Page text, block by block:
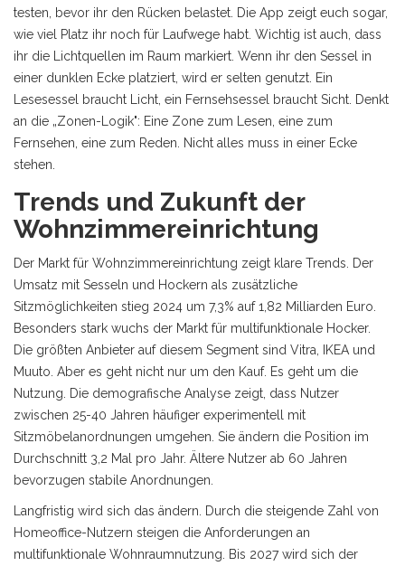
testen, bevor ihr den Rücken belastet. Die App zeigt euch sogar,
wie viel Platz ihr noch für Laufwege habt. Wichtig ist auch, dass
ihr die Lichtquellen im Raum markiert. Wenn ihr den Sessel in
einer dunklen Ecke platziert, wird er selten genutzt. Ein
Lesesessel braucht Licht, ein Fernsehsessel braucht Sicht. Denkt
an die „Zonen-Logik": Eine Zone zum Lesen, eine zum
Fernsehen, eine zum Reden. Nicht alles muss in einer Ecke
stehen.
Trends und Zukunft der
Wohnzimmereinrichtung
Der Markt für Wohnzimmereinrichtung zeigt klare Trends. Der
Umsatz mit Sesseln und Hockern als zusätzliche
Sitzmöglichkeiten stieg 2024 um 7,3% auf 1,82 Milliarden Euro.
Besonders stark wuchs der Markt für multifunktionale Hocker.
Die größten Anbieter auf diesem Segment sind Vitra, IKEA und
Muuto. Aber es geht nicht nur um den Kauf. Es geht um die
Nutzung. Die demografische Analyse zeigt, dass Nutzer
zwischen 25-40 Jahren häufiger experimentell mit
Sitzmöbelanordnungen umgehen. Sie ändern die Position im
Durchschnitt 3,2 Mal pro Jahr. Ältere Nutzer ab 60 Jahren
bevorzugen stabile Anordnungen.
Langfristig wird sich das ändern. Durch die steigende Zahl von
Homeoffice-Nutzern steigen die Anforderungen an
multifunktionale Wohnraumnutzung. Bis 2027 wird sich der